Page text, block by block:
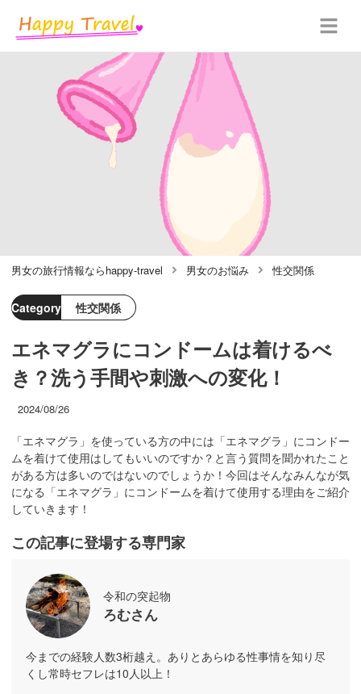
男女の旅行情報ならhappy-travel 男女のお悩み 性交関係
Category 性交関係
エネマグラにコンドームは着けるべ
き？洗う手間や刺激への変化！
2024/08/26
「エネマグラ」を使っている方の中には「エネマグラ」にコンドー
ムを着けて使用はしてもいいのですか？と言う質問を聞かれたこと
がある方は多いのではないのでしょうか！今回はそんなみんなが気
になる「エネマグラ」にコンドームを着けて使用する理由をご紹介
していきます！
この記事に登場する専門家
令和の突起物
ろむさん
今までの経験人数3桁越え。ありとあらゆる性事情を知り尽
くし常時セフレは10人以上！